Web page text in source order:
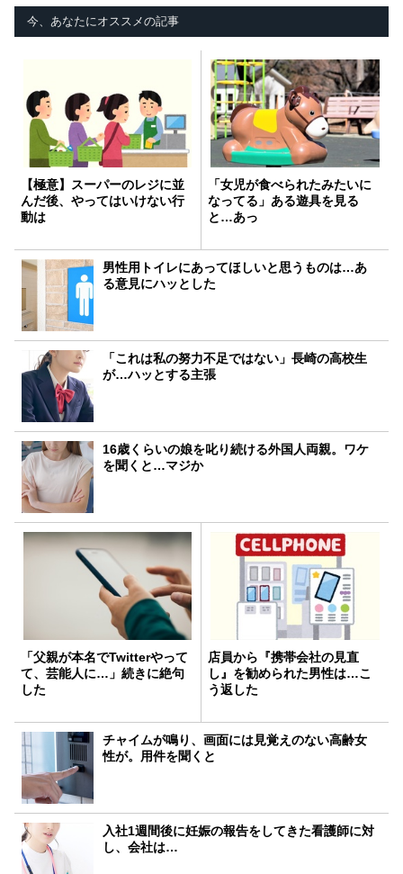
今、あなたにオススメの記事
【極意】スーパーのレジに並
んだ後、やってはいけない行
動は
「女児が食べられたみたいに
なってる」ある遊具を見る
と…あっ
男性用トイレにあってほしいと思うものは…あ
る意見にハッとした
「これは私の努力不足ではない」長崎の高校生
が…ハッとする主張
16歳くらいの娘を叱り続ける外国人両親。ワケ
を聞くと…マジか
「父親が本名でTwitterやって
て、芸能人に…」続きに絶句
した
店員から『携帯会社の見直
し』を勧められた男性は…こ
う返した
チャイムが鳴り、画面には見覚えのない高齢女
性が。用件を聞くと
入社1週間後に妊娠の報告をしてきた看護師に対
し、会社は…